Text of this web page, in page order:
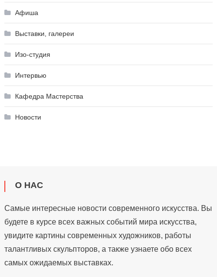
Афиша
Выставки, галереи
Изо-студия
Интервью
Кафедра Мастерства
Новости
О НАС
Самые интересные новости современного искусства. Вы
будете в курсе всех важных событий мира искусства,
увидите картины современных художников, работы
талантливых скульпторов, а также узнаете обо всех
самых ожидаемых выставках.